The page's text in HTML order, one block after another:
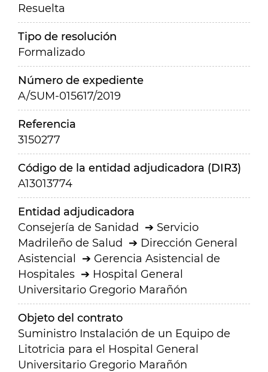
Resuelta
Tipo de resolución
Formalizado
Número de expediente
A/SUM-015617/2019
Referencia
3150277
Código de la entidad adjudicadora (DIR3)
A13013774
Entidad adjudicadora
Consejería de Sanidad
Servicio
Madrileño de Salud
Dirección General
Asistencial
Gerencia Asistencial de
Hospitales
Hospital General
Universitario Gregorio Marañón
Objeto del contrato
Suministro Instalación de un Equipo de
Litotricia para el Hospital General
Universitario Gregorio Marañón